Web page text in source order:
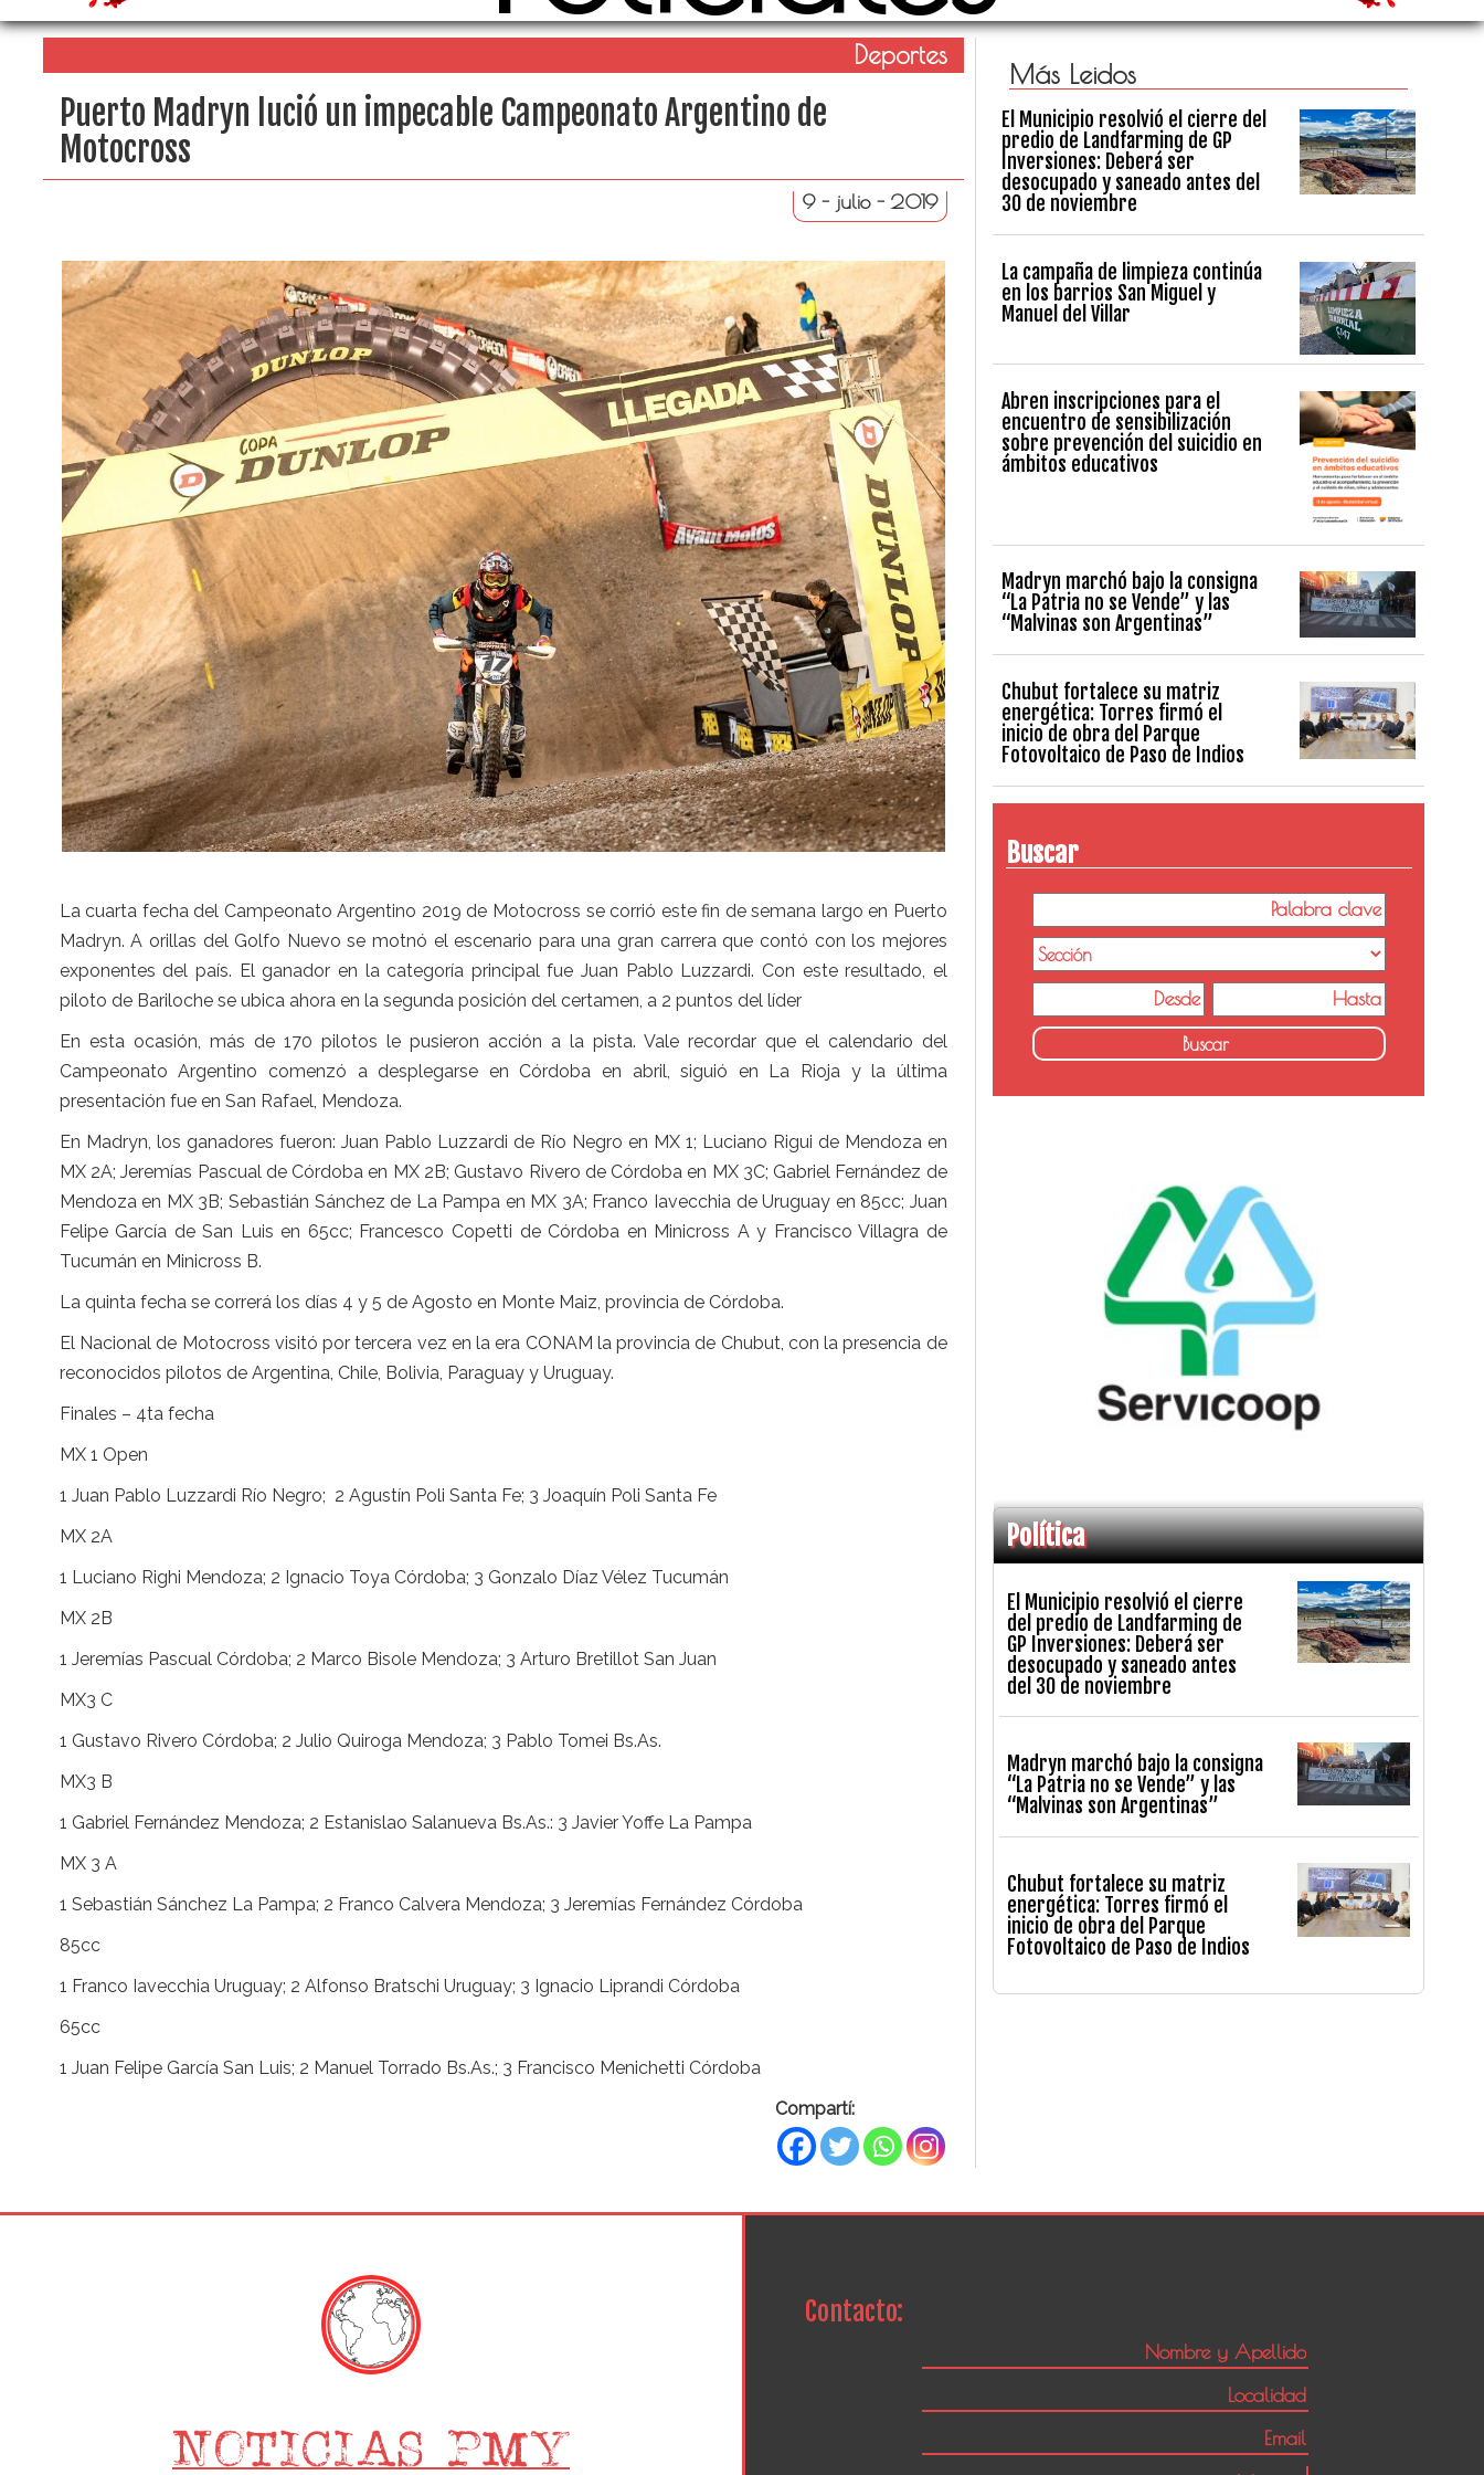
Deportes
Puerto Madryn lució un impecable Campeonato Argentino de
Motocross
9 - julio - 2019
La cuarta fecha del Campeonato Argentino 2019 de Motocross se corrió este fin de semana largo en Puerto
Madryn. A orillas del Golfo Nuevo se motnó el escenario para una gran carrera que contó con los mejores
exponentes del país. El ganador en la categoría principal fue Juan Pablo Luzzardi. Con este resultado, el
piloto de Bariloche se ubica ahora en la segunda posición del certamen, a 2 puntos del líder
En esta ocasión, más de 170 pilotos le pusieron acción a la pista. Vale recordar que el calendario del
Campeonato Argentino comenzó a desplegarse en Córdoba en abril, siguió en La Rioja y la última
presentación fue en San Rafael, Mendoza.
En Madryn, los ganadores fueron: Juan Pablo Luzzardi de Río Negro en MX 1; Luciano Rigui de Mendoza en
MX 2A; Jeremías Pascual de Córdoba en MX 2B; Gustavo Rivero de Córdoba en MX 3C; Gabriel Fernández de
Mendoza en MX 3B; Sebastián Sánchez de La Pampa en MX 3A; Franco Iavecchia de Uruguay en 85cc; Juan
Felipe García de San Luis en 65cc; Francesco Copetti de Córdoba en Minicross A y Francisco Villagra de
Tucumán en Minicross B.
La quinta fecha se correrá los días 4 y 5 de Agosto en Monte Maiz, provincia de Córdoba.
El Nacional de Motocross visitó por tercera vez en la era CONAM la provincia de Chubut, con la presencia de
reconocidos pilotos de Argentina, Chile, Bolivia, Paraguay y Uruguay.
Finales – 4ta fecha
MX 1 Open
1 Juan Pablo Luzzardi Río Negro; 2 Agustín Poli Santa Fe; 3 Joaquín Poli Santa Fe
MX 2A
1 Luciano Righi Mendoza; 2 Ignacio Toya Córdoba; 3 Gonzalo Díaz Vélez Tucumán
MX 2B
1 Jeremías Pascual Córdoba; 2 Marco Bisole Mendoza; 3 Arturo Bretillot San Juan
MX3 C
1 Gustavo Rivero Córdoba; 2 Julio Quiroga Mendoza; 3 Pablo Tomei Bs.As.
MX3 B
1 Gabriel Fernández Mendoza; 2 Estanislao Salanueva Bs.As.: 3 Javier Yoffe La Pampa
MX 3 A
1 Sebastián Sánchez La Pampa; 2 Franco Calvera Mendoza; 3 Jeremías Fernández Córdoba
85cc
1 Franco Iavecchia Uruguay; 2 Alfonso Bratschi Uruguay; 3 Ignacio Liprandi Córdoba
65cc
1 Juan Felipe García San Luis; 2 Manuel Torrado Bs.As.; 3 Francisco Menichetti Córdoba
Compartí:
Más Leidos
El Municipio resolvió el cierre del
predio de Landfarming de GP
Inversiones: Deberá ser
desocupado y saneado antes del
30 de noviembre
La campaña de limpieza continúa
en los barrios San Miguel y
Manuel del Villar
Abren inscripciones para el
encuentro de sensibilización
sobre prevención del suicidio en
ámbitos educativos
Madryn marchó bajo la consigna
“La Patria no se Vende” y las
“Malvinas son Argentinas”
Chubut fortalece su matriz
energética: Torres firmó el
inicio de obra del Parque
Fotovoltaico de Paso de Indios
Buscar
Política
El Municipio resolvió el cierre
del predio de Landfarming de
GP Inversiones: Deberá ser
desocupado y saneado antes
del 30 de noviembre
Madryn marchó bajo la consigna
“La Patria no se Vende” y las
“Malvinas son Argentinas”
Chubut fortalece su matriz
energética: Torres firmó el
inicio de obra del Parque
Fotovoltaico de Paso de Indios
Contacto: